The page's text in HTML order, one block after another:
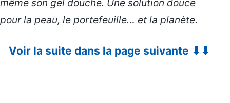
même son gel douche. Une solution douce
pour la peau, le portefeuille… et la planète.
Voir la suite dans la page suivante ⬇⬇